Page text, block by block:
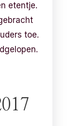
etentje.
toe.